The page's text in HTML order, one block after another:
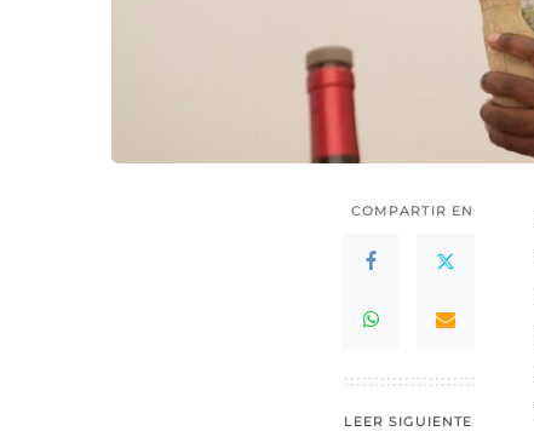
COMPARTIR EN
LEER SIGUIENTE